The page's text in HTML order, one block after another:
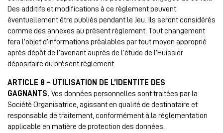
Des additifs et modifications à ce règlement peuvent
éventuellement être publiés pendant le Jeu. Ils seront considérés
comme des annexes au présent règlement. Tout changement
fera l’objet d’informations préalables par tout moyen approprié
après dépôt de l’avenant auprès de l’étude de l’Huissier
dépositaire du présent règlement.
ARTICLE 8 – UTILISATION DE L’IDENTITE DES
GAGNANTS. Vos données personnelles sont traitées par la
Société Organisatrice, agissant en qualité de destinataire et
responsable de traitement, conformément à la réglementation
applicable en matière de protection des données.